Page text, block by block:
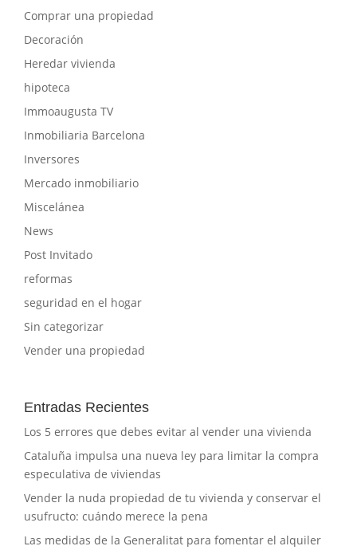
Comprar una propiedad
Decoración
Heredar vivienda
hipoteca
Immoaugusta TV
Inmobiliaria Barcelona
Inversores
Mercado inmobiliario
Miscelánea
News
Post Invitado
reformas
seguridad en el hogar
Sin categorizar
Vender una propiedad
Entradas Recientes
Los 5 errores que debes evitar al vender una vivienda
Cataluña impulsa una nueva ley para limitar la compra
especulativa de viviendas
Vender la nuda propiedad de tu vivienda y conservar el
usufructo: cuándo merece la pena
Las medidas de la Generalitat para fomentar el alquiler